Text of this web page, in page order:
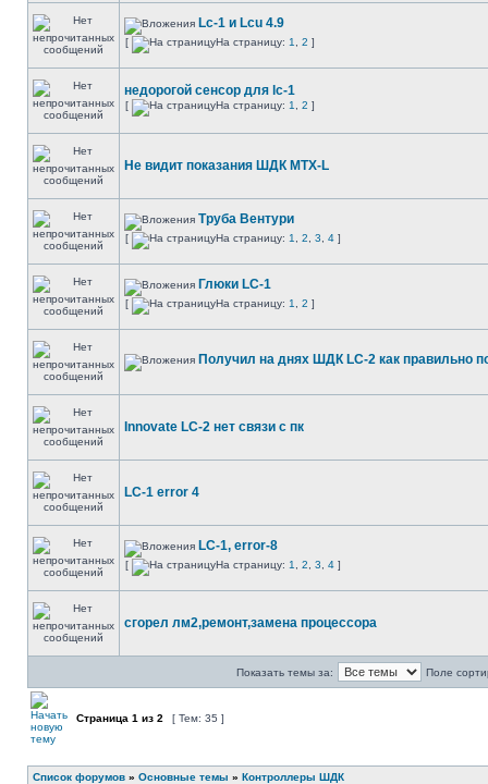
Lc-1 и Lcu 4.9
[ На страницу: 1 2 ]
недорогой сенсор для lc-1
[ На страницу: 1 2 ]
Не видит показания ШДК MTX-L
Труба Вентури
[ На страницу: 1 2 3 4 ]
Глюки LC-1
[ На страницу: 1 2 ]
Получил на днях ШДК LC-2 как правильно
Innovate LC-2 нет связи с пк
LC-1 error 4
LC-1, error-8
[ На страницу: 1 2 3 4 ]
сгорел лм2,ремонт,замена процессора
Показать темы за: Поле
Страница 1 из 2 [ Тем: 35 ]
Список форумов » Основные темы » Контроллеры ШДК